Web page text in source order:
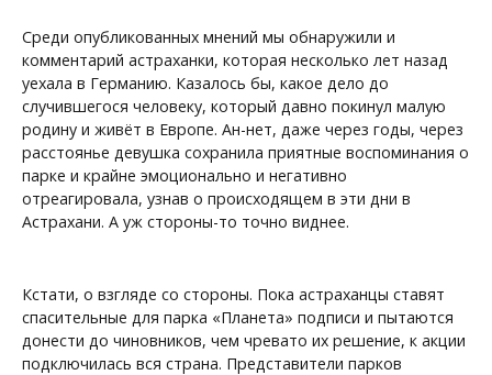
Среди опубликованных мнений мы обнаружили и
комментарий астраханки, которая несколько лет назад
уехала в Германию. Казалось бы, какое дело до
случившегося человеку, который давно покинул малую
родину и живёт в Европе. Ан-нет, даже через годы, через
расстоянье девушка сохранила приятные воспоминания о
парке и крайне эмоционально и негативно
отреагировала, узнав о происходящем в эти дни в
Астрахани. А уж стороны-то точно виднее.
Кстати, о взгляде со стороны. Пока астраханцы ставят
спасительные для парка «Планета» подписи и пытаются
донести до чиновников, чем чревато их решение, к акции
подключилась вся страна. Представители парков